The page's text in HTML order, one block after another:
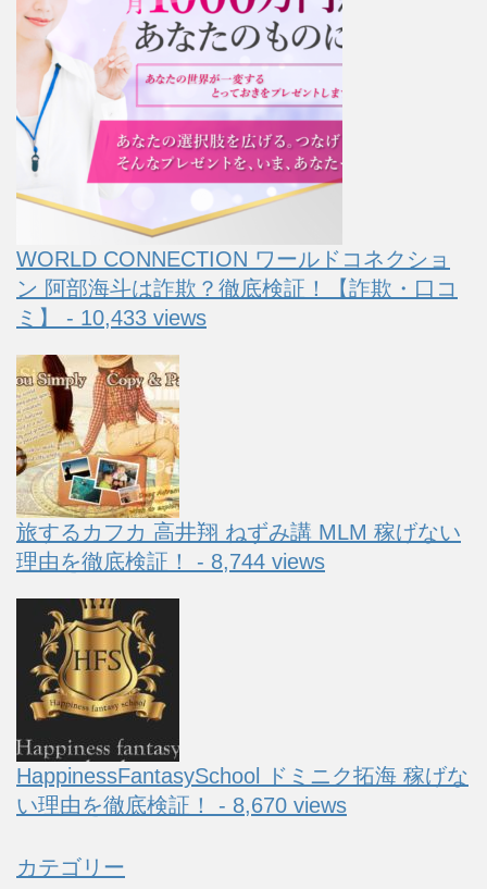
WORLD CONNECTION ワールドコネクショ
ン 阿部海斗は詐欺？徹底検証！【詐欺・口コ
ミ】 - 10,433 views
旅するカフカ 高井翔 ねずみ講 MLM 稼げない
理由を徹底検証！ - 8,744 views
HappinessFantasySchool ドミニク拓海 稼げな
い理由を徹底検証！ - 8,670 views
カテゴリー